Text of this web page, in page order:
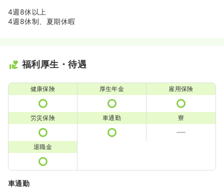
4週8休以上
4週8休制、夏期休暇
福利厚生・待遇
健康保険 厚生年金 雇用保険
労災保険 車通勤 寮
退職金
車通勤